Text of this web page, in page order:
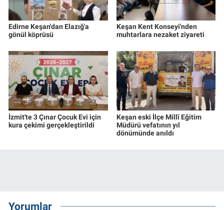
Edirne Keşan'dan Elazığ'a
gönül köprüsü
Keşan Kent Konseyi'nden
muhtarlara nezaket ziyareti
İzmit'te 3 Çınar Çocuk Evi için
kura çekimi gerçekleştirildi
Keşan eski İlçe Millî Eğitim
Müdürü vefatının yıl
dönümünde anıldı
Yorumlar